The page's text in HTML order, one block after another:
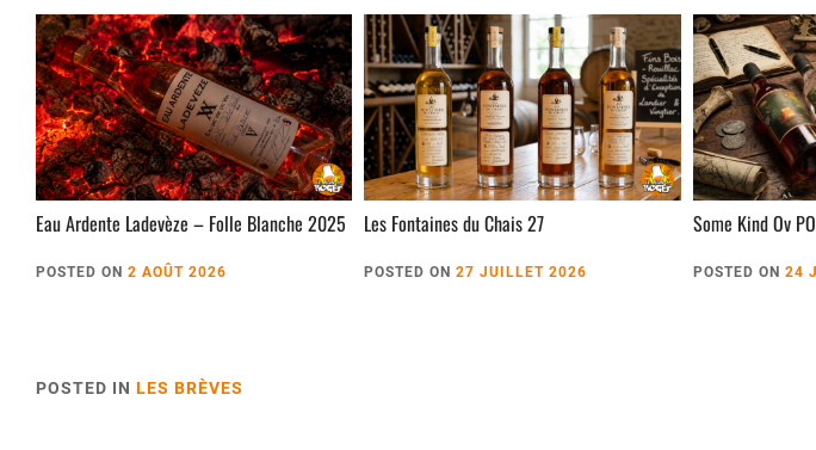
Eau Ardente Ladevèze – Folle Blanche 2025
POSTED ON 2 AOÛT 2026
Les Fontaines du Chais 27
POSTED ON27 JUILLET 2026
Some Kind Ov
POSTED ON 24
POSTED IN LES BRÈVES